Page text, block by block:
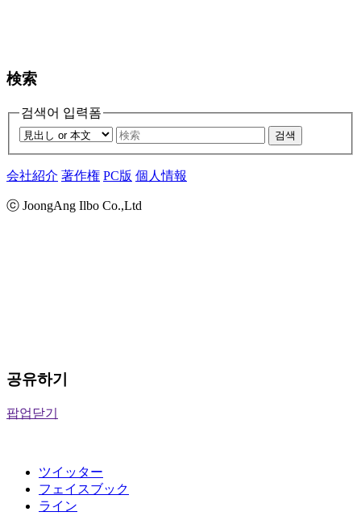
検索
검색어 입력폼
검색
会社紹介 著作権 PC版 個人情報
ⓒ JoongAng Ilbo Co.,Ltd
공유하기
팝업닫기
ツイッター
フェイスブック
ライン